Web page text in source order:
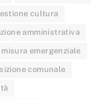
cultura
amministrativa
misura emergenziale
comunale